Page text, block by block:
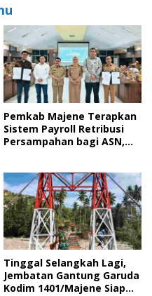
Pemkab Majene Terapkan
Sistem Payroll Retribusi
Persampahan bagi ASN,
Tinggal Selangkah Lagi,
Jembatan Gantung Garuda
Kodim 1401/Majene Siap